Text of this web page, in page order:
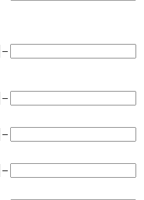
–
–
–
–